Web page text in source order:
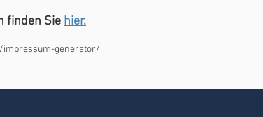
finden Sie hier.
impressum-generator/